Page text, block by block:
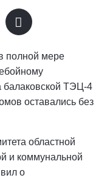
полной мере
балаковской ТЭЦ-4
оставались без
областной
и коммунальной
о